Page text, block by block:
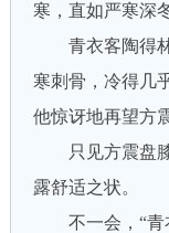
寒，直如严寒深
青衣客陶得林
寒刺骨，冷得几
他惊讶地再望方
只见方震盘膝
露舒适之状。
不一会，“青